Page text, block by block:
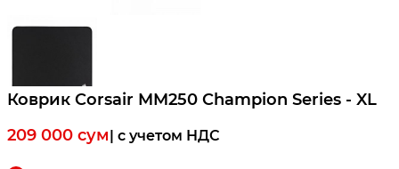
Коврик Corsair MM250 Champion Series - XL
209 000 сум| c учетом НДС